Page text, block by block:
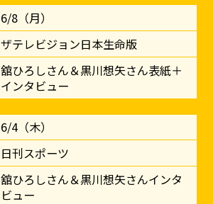
6/8（月）
ザテレビジョン日本生命版
舘ひろしさん＆黒川想矢さん表紙＋
インタビュー
6/4（木）
日刊スポーツ
舘ひろしさん＆黒川想矢さんインタ
ビュー